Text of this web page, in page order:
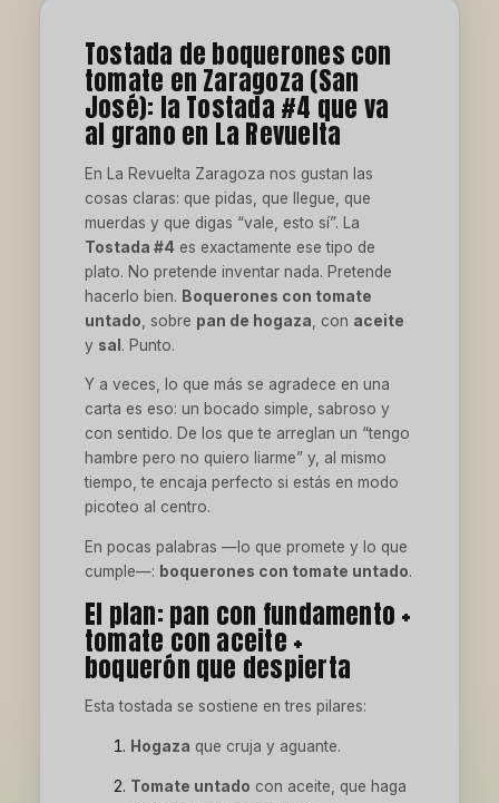
Tostada de boquerones con
tomate en Zaragoza (San
José): la Tostada #4 que va
al grano en La Revuelta
En La Revuelta Zaragoza nos gustan las
cosas claras: que pidas, que llegue, que
muerdas y que digas “vale, esto sí”. La
Tostada #4 es exactamente ese tipo de
plato. No pretende inventar nada. Pretende
hacerlo bien. Boquerones con tomate
untado , sobre pan de hogaza , con aceite
y sal . Punto.
Y a veces, lo que más se agradece en una
carta es eso: un bocado simple, sabroso y
con sentido. De los que te arreglan un “tengo
hambre pero no quiero liarme” y, al mismo
tiempo, te encaja perfecto si estás en modo
picoteo al centro.
En pocas palabras —lo que promete y lo que
cumple—: boquerones con tomate untado.
El plan: pan con fundamento +
tomate con aceite +
boquerón que despierta
Esta tostada se sostiene en tres pilares:
Hogaza que cruja y aguante.
Tomate untado con aceite, que haga